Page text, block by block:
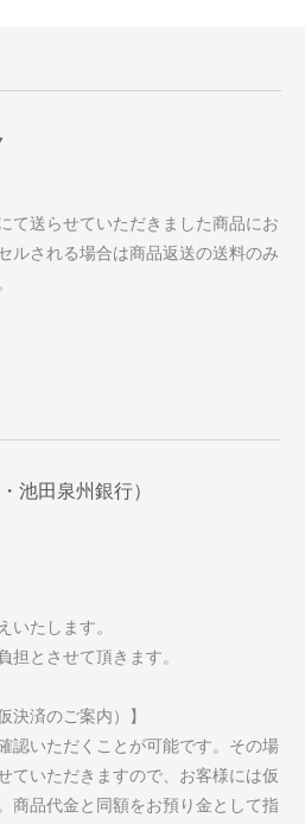
て送らせていただきました商品にお
ルされる場合は商品返送の送料のみ
池田泉州銀行）
いたします。
担とさせて頂きます。
決済のご案内）】
認いただくことが可能です。その場
ていただきますので、お客様には仮
商品代金と同額をお預り金として指